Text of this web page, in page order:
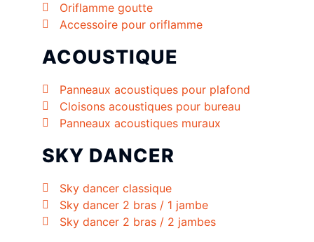
Oriflamme goutte
Accessoire pour oriflamme
ACOUSTIQUE
Panneaux acoustiques pour plafond
Cloisons acoustiques pour bureau
Panneaux acoustiques muraux
SKY DANCER
Sky dancer classique
Sky dancer 2 bras / 1 jambe
Sky dancer 2 bras / 2 jambes